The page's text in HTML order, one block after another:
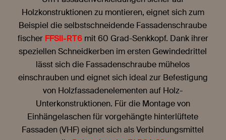
Holzkonstruktionen zu montieren, eignet sich zum
Beispiel die selbstschneidende Fassadenschraube
fischer FFSII-RT6mit 60 Grad-Senkkopf. Dank ihrer
speziellen Schneidkerben im ersten Gewindedrittel
lässt sich die Fassadenschraube mühelos
einschrauben und eignet sich ideal zur Befestigung
von Holzfassadenelementen auf Holz-
Unterkonstruktionen. Für die Montage von
Einhängelaschen für vorgehängte hinterlüftete
Fassaden (VHF) eignet sich als Verbindungsmittel